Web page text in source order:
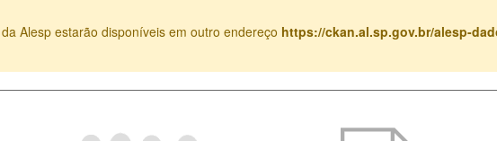
Alesp estarão disponíveis em outro endereço https://ckan.al.sp.gov.br/alesp-